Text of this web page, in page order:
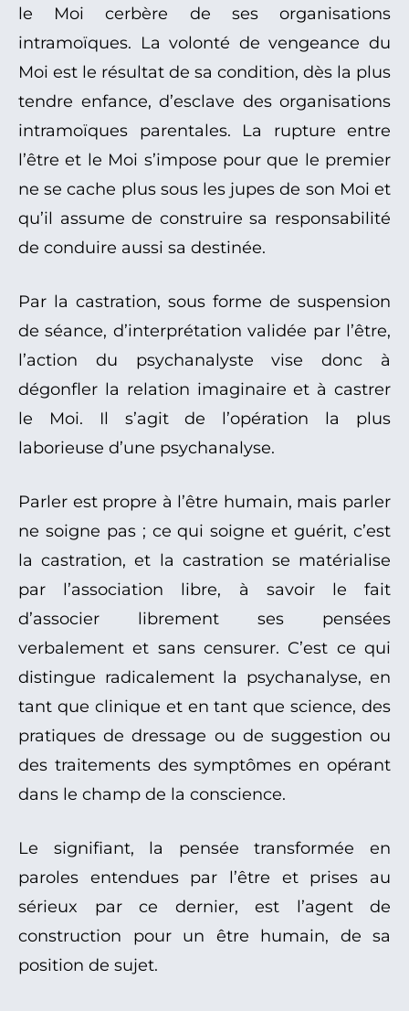
le Moi cerbère de ses organisations
intramoïques. La volonté de vengeance du
Moi est le résultat de sa condition, dès la plus
tendre enfance, d’esclave des organisations
intramoïques parentales. La rupture entre
l’être et le Moi s’impose pour que le premier
ne se cache plus sous les jupes de son Moi et
qu’il assume de construire sa responsabilité
de conduire aussi sa destinée.
Par la castration, sous forme de suspension
de séance, d’interprétation validée par l’être,
l’action du psychanalyste vise donc à
dégonfler la relation imaginaire et à castrer
le Moi. Il s’agit de l’opération la plus
laborieuse d’une psychanalyse.
Parler est propre à l’être humain, mais parler
ne soigne pas ; ce qui soigne et guérit, c’est
la castration, et la castration se matérialise
par l’association libre, à savoir le fait
d’associer librement ses pensées
verbalement et sans censurer. C’est ce qui
distingue radicalement la psychanalyse, en
tant que clinique et en tant que science, des
pratiques de dressage ou de suggestion ou
des traitements des symptômes en opérant
dans le champ de la conscience.
Le signifiant, la pensée transformée en
paroles entendues par l’être et prises au
sérieux par ce dernier, est l’agent de
construction pour un être humain, de sa
position de sujet.